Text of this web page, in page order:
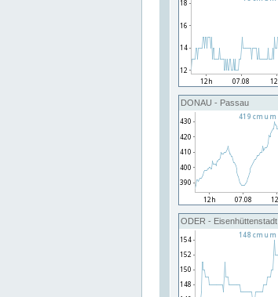
DONAU - Passau
ODER - Eisenhüttenstadt